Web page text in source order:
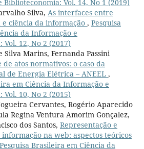
Vol. 14, No 1 (2019)
Silva, As interfaces entre
ciência da informação , Pesquisa
da Informação e
12, No 2 (2017)
Silva Marins, Fernanda Passini
de atos normativos: o caso da
de Energia Elétrica – ANEEL ,
em Ciência da Informação e
10, No 2 (2015)
Cervantes, Rogério Aparecido
Regina Ventura Amorim Gonçalez,
dos Santos, Representação e
na web: aspectos teóricos
Pesquisa Brasileira em Ciência da